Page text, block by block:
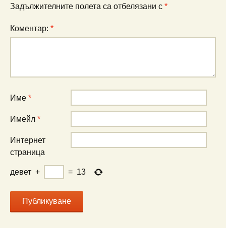
Задължителните полета са отбелязани с *
Коментар: *
Име *
Имейл *
Интернет
страница
девет + = 13